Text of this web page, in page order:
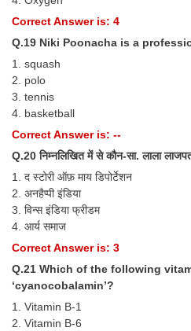
Correct Answer is: 4
Q.19 Niki Poonacha is a
1. squash
2. polo
3. tennis
4. basketball
Correct Answer is: --
Q.20 निम्नलिखित में से कौन-सा. लाला
1. द स्टोरी ऑफ़ माय डिपोर्टेशन
2. अनहैप्पी इंडिया
3. विन्स इंडिया फ्रीडम
4. आर्य समाज
Correct Answer is: 3
Q.21 Which of the following
‘cyanocobalamin’?
1. Vitamin B-1
2. Vitamin B-6